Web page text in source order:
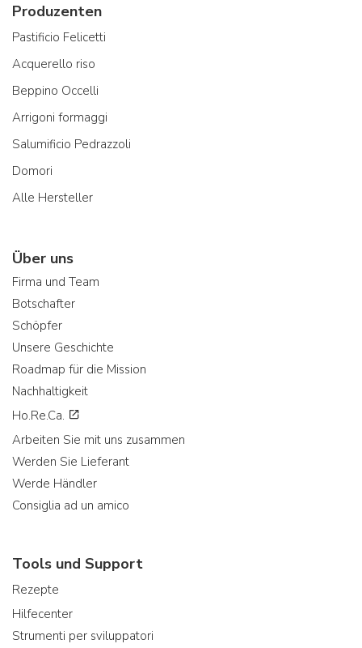
Produzenten
Pastificio Felicetti
Acquerello riso
Beppino Occelli
Arrigoni formaggi
Salumificio Pedrazzoli
Domori
Alle Hersteller
Über uns
Firma und Team
Botschafter
Schöpfer
Unsere Geschichte
Roadmap für die Mission
Nachhaltigkeit
Ho.Re.Ca.
Arbeiten Sie mit uns zusammen
Werden Sie Lieferant
Werde Händler
Consiglia ad un amico
Tools und Support
Rezepte
Hilfecenter
Strumenti per sviluppatori